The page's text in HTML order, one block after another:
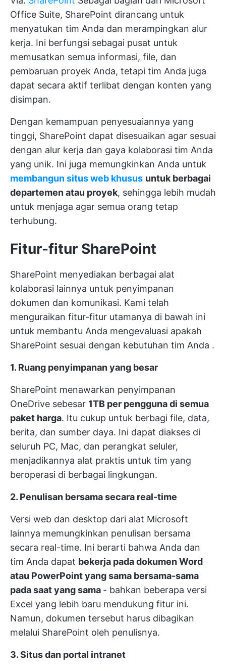
Office Suite, SharePoint dirancang untuk
menyatukan tim Anda dan merampingkan alur
kerja. Ini berfungsi sebagai pusat untuk
memusatkan semua informasi, file, dan
pembaruan proyek Anda, tetapi tim Anda juga
dapat secara aktif terlibat dengan konten yang
disimpan.
Dengan kemampuan penyesuaiannya yang
tinggi, SharePoint dapat disesuaikan agar sesuai
dengan alur kerja dan gaya kolaborasi tim Anda
yang unik. Ini juga memungkinkan Anda untuk
membangun situs web khusus untuk berbagai
departemen atau proyek, sehingga lebih mudah
untuk menjaga agar semua orang tetap
terhubung.
Fitur-fitur SharePoint
SharePoint menyediakan berbagai alat
kolaborasi lainnya untuk penyimpanan
dokumen dan komunikasi. Kami telah
menguraikan fitur-fitur utamanya di bawah ini
untuk membantu Anda mengevaluasi apakah
SharePoint sesuai dengan kebutuhan tim Anda .
1. Ruang penyimpanan yang besar
SharePoint menawarkan penyimpanan
OneDrive sebesar 1TB per pengguna di semua
paket harga. Itu cukup untuk berbagi file, data,
berita, dan sumber daya. Ini dapat diakses di
seluruh PC, Mac, dan perangkat seluler,
menjadikannya alat praktis untuk tim yang
beroperasi di berbagai lingkungan.
2. Penulisan bersama secara real-time
Versi web dan desktop dari alat Microsoft
lainnya memungkinkan penulisan bersama
secara real-time. Ini berarti bahwa Anda dan
tim Anda dapat bekerja pada dokumen Word
atau PowerPoint yang sama bersama-sama
pada saat yang sama - bahkan beberapa versi
Excel yang lebih baru mendukung fitur ini.
Namun, dokumen tersebut harus dibagikan
melalui SharePoint oleh penulisnya.
3. Situs dan portal intranet